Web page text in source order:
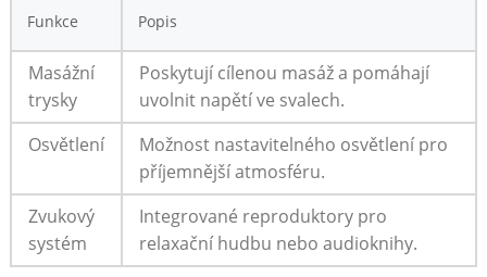
Funkce Popis
Masážní
trysky
Poskytují cílenou masáž a pomáhají
uvolnit napětí ve svalech.
Osvětlení
Možnost nastavitelného osvětlení pro
příjemnější atmosféru.
Zvukový
systém
Integrované reproduktory pro
relaxační hudbu nebo audioknihy.